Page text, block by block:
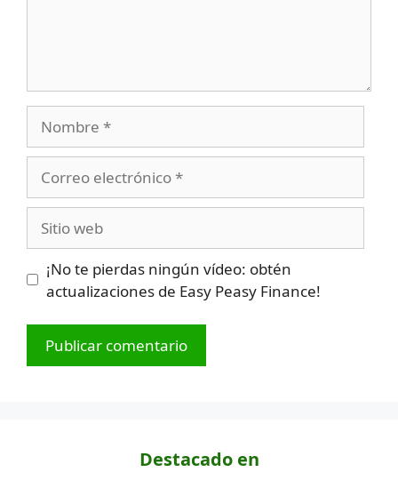
electrónico
web
¡No te pierdas ningún vídeo: obtén
actualizaciones de Easy Peasy Finance!
Destacado en